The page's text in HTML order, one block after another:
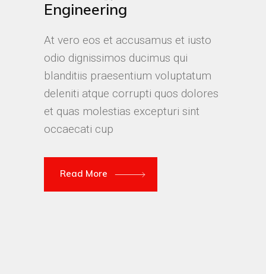
Engineering
At vero eos et accusamus et iusto
odio dignissimos ducimus qui
blanditiis praesentium voluptatum
deleniti atque corrupti quos dolores
et quas molestias excepturi sint
occaecati cup
Read More